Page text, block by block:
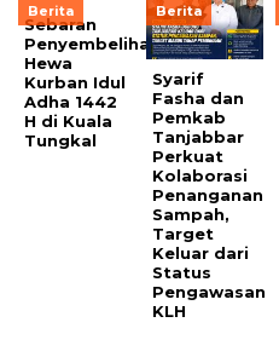
Berita
Sebaran
Penyembelihan
Hewa
Kurban Idul
Adha 1442
H di Kuala
Tungkal
Berita
Syarif
Fasha dan
Pemkab
Tanjabbar
Perkuat
Kolaborasi
Penanganan
Sampah,
Target
Keluar dari
Status
Pengawasan
KLH